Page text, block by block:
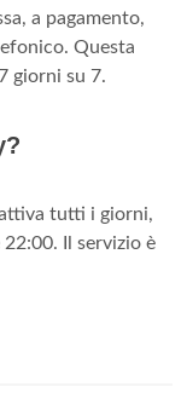
a pagamento,
Questa
giorni su 7.
attiva tutti i giorni,
Il servizio è